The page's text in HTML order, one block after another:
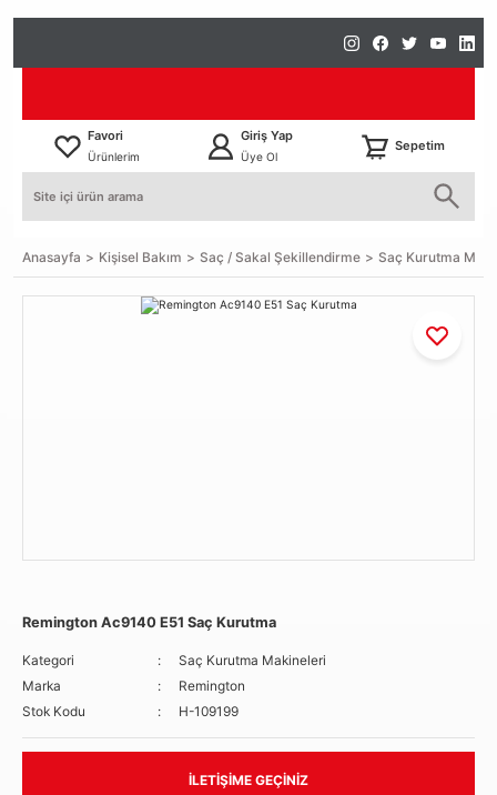
Favori
Ürünlerim
Giriş Yap
Üye Ol
Sepetim
Anasayfa Kişisel Bakım Saç / Sakal Şekillendirme Saç Kurutma
Remington Ac9140 E51 Saç Kurutma
Kategori
Saç Kurutma Makineleri
Marka
Remington
Stok Kodu
H-109199
İLETIŞIME GEÇINIZ